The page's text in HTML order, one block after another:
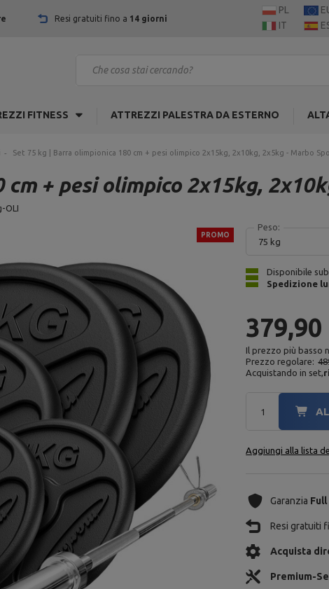
Resi gratuiti fino a 14 giorni
PL
IT
FITNESS ATTREZZI PALESTRA DA ESTERNO
Set 75 kg | Barra olimpionica 180 cm + pesi olimpico 2x15kg, 2x10kg, 2x5kg - Marbo
+ pesi olimpico 2x15kg,
OLI
PROMO
Peso:
75 kg
Disponibile
Spedizione
379,90
Il prezzo più basso
Prezzo regolare:
Acquistando in set,
Aggiungi alla lista
Garanzia
Resi gratuiti
Acquista
Premium-